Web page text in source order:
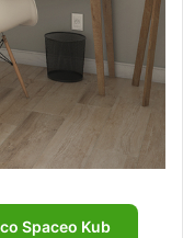
Spaceo Kub